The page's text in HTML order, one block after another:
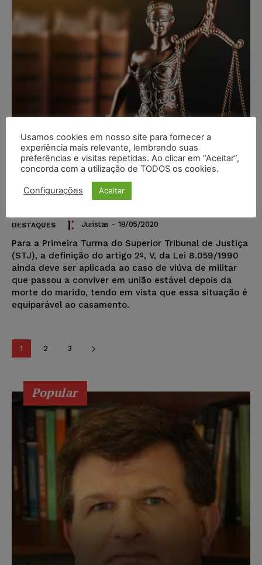
Viúva de ex-combatente que passa
a conviver em união estável não
pode manter pensão especial
DESTAQUES Juristas - 18/05/2020
​Para a Primeira Turma do Superior Tribunal de Justiça
(STJ), a definição do artigo 2º, V, da Lei 8.059/1990
ainda deve ser aplicada ao caso de viúva de militar
que passou a conviver em união estável depois da
morte do marido, tendo em vista que essa situação é
equiparável ao casamento.
1 2 3
Popular
Usamos cookies em nosso site para fornecer a
experiência mais relevante, lembrando suas
preferências e visitas repetidas. Ao clicar em “Aceitar”,
concorda com a utilização de TODOS os cookies.
Configurações Aceitar